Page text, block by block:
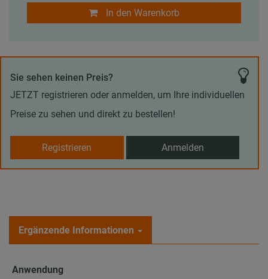
In den Warenkorb
Sie sehen keinen Preis?
JETZT registrieren oder anmelden, um Ihre individuellen
Preise zu sehen und direkt zu bestellen!
Registrieren Anmelden
Ergänzende Informationen
Anwendung